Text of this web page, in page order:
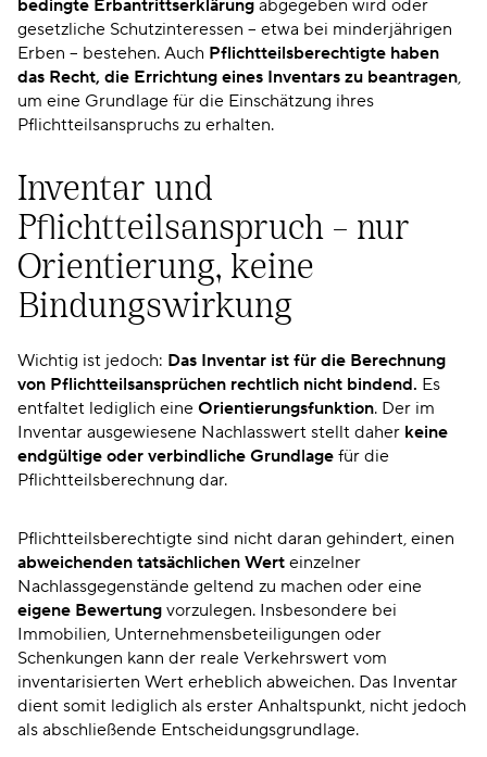
bedingte Erbantrittserklärung abgegeben wird oder
gesetzliche Schutzinteressen – etwa bei minderjährigen
Erben – bestehen. Auch Pflichtteilsberechtigte haben
das Recht, die Errichtung eines Inventars zu beantragen,
um eine Grundlage für die Einschätzung ihres
Pflichtteilsanspruchs zu erhalten.
Inventar und
Pflichtteilsanspruch – nur
Orientierung, keine
Bindungswirkung
Wichtig ist jedoch: Das Inventar ist für die Berechnung
von Pflichtteilsansprüchen rechtlich nicht bindend. Es
entfaltet lediglich eine Orientierungsfunktion. Der im
Inventar ausgewiesene Nachlasswert stellt daher keine
endgültige oder verbindliche Grundlage für die
Pflichtteilsberechnung dar.
Pflichtteilsberechtigte sind nicht daran gehindert, einen
abweichenden tatsächlichen Wert einzelner
Nachlassgegenstände geltend zu machen oder eine
eigene Bewertung vorzulegen. Insbesondere bei
Immobilien, Unternehmensbeteiligungen oder
Schenkungen kann der reale Verkehrswert vom
inventarisierten Wert erheblich abweichen. Das Inventar
dient somit lediglich als erster Anhaltspunkt, nicht jedoch
als abschließende Entscheidungsgrundlage.